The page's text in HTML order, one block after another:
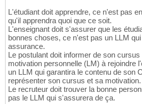
L'étudiant doit apprendre, ce n'est pas
qu'il apprendra quoi que ce soit.
L'enseignant doit s'assurer que les
bonnes choses, ce n'est pas un LLM
assurance.
Le postulant doit informer de son
motivation personnelle (LM) à rejoindre
un LLM qui garantira le contenu de son
représenter son cursus et sa motivation.
Le recruteur doit trouver la bonne
pas le LLM qui s'assurera de ça.